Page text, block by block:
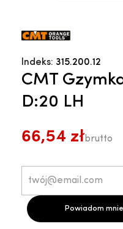
Indeks: 315.200.12
CMT
D:20 LH
66,54 złbrutto
Powiadom